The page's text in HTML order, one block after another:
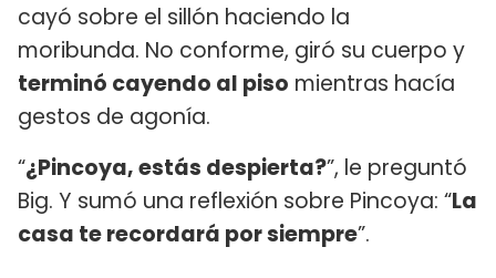
cayó sobre el sillón haciendo la
moribunda. No conforme, giró su cuerpo y
terminó cayendo al piso mientras hacía
gestos de agonía.
“¿Pincoya, estás despierta?”, le preguntó
Big. Y sumó una reflexión sobre Pincoya: “La
casa te recordará por siempre”.